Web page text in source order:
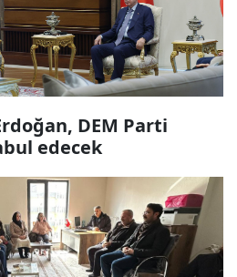
DEM Parti
edecek